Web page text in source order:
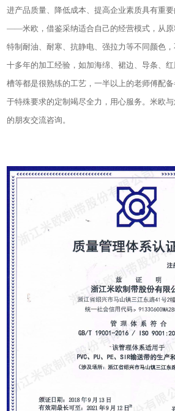
进产品质量、降低成本、提高企业素质具有重
——米欧，借鉴采纳适合自己的经营模式，从原
特制耐油、耐寒、抗静电、强拉力等不同颜色
十多年的加工经验，如加海绵、裙边、导条、
槽等都是很熟练的工艺，一半以上的老师傅配
于特殊要求的定制竭尽全力，用心服务。米欧
的朋友交流咨询。